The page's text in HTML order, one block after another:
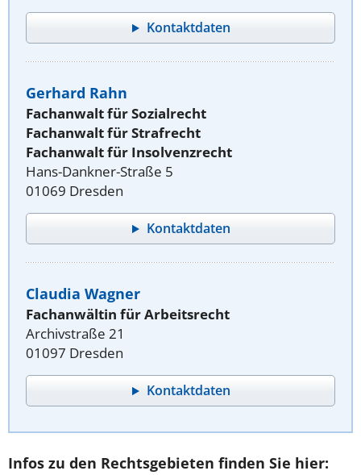
Kontaktdaten
Gerhard Rahn
Fachanwalt für Sozialrecht
Fachanwalt für Strafrecht
Fachanwalt für Insolvenzrecht
Hans-Dankner-Straße 5
01069 Dresden
Kontaktdaten
Claudia Wagner
Fachanwältin für Arbeitsrecht
Archivstraße 21
01097 Dresden
Kontaktdaten
Infos zu den Rechtsgebieten finden Sie hier: